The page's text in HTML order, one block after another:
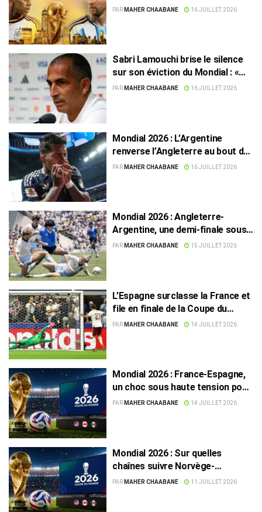
2026
PAR MAHER CHAABANE 16 JUILLET 2026
Sabri Lamouchi brise le silence
sur son éviction du Mondial : «
C’était violent »
PAR MAHER CHAABANE 16 JUILLET 2026
Mondial 2026 : L’Argentine
renverse l’Angleterre au bout du
suspense
PAR MAHER CHAABANE 16 JUILLET 2026
Mondial 2026 : Angleterre-
Argentine, une demi-finale sous
le poids de l’histoire
PAR MAHER CHAABANE 15 JUILLET 2026
L’Espagne surclasse la France et
file en finale de la Coupe du
monde
PAR MAHER CHAABANE 14 JUILLET 2026
Mondial 2026 : France-Espagne,
un choc sous haute tension pour
une place en finale
PAR MAHER CHAABANE 14 JUILLET 2026
Mondial 2026 : Sur quelles
chaînes suivre Norvège-
Angleterre et Argentine-Suisse
PAR MAHER CHAABANE 11 JUILLET 2026